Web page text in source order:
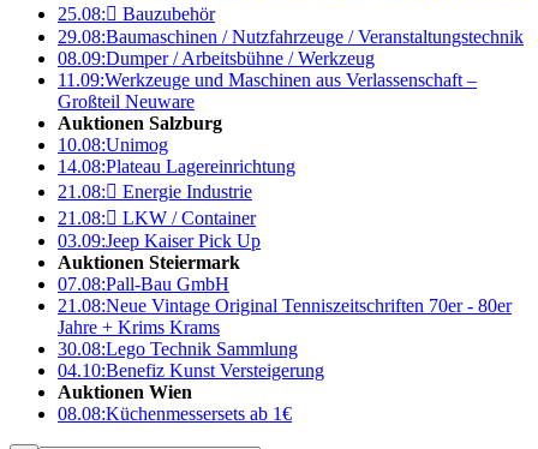
25.08: Bauzubehör
29.08:Baumaschinen / Nutzfahrzeuge / Veranstaltungstechnik
08.09:Dumper / Arbeitsbühne / Werkzeug
11.09:Werkzeuge und Maschinen aus Verlassenschaft –
Großteil Neuware
Auktionen Salzburg
10.08:Unimog
14.08:Plateau Lagereinrichtung
21.08: Energie Industrie
21.08: LKW / Container
03.09:Jeep Kaiser Pick Up
Auktionen Steiermark
07.08:Pall-Bau GmbH
21.08:Neue Vintage Original Tenniszeitschriften 70er - 80er
Jahre + Krims Krams
30.08:Lego Technik Sammlung
04.10:Benefiz Kunst Versteigerung
Auktionen Wien
08.08:Küchenmessersets ab 1€